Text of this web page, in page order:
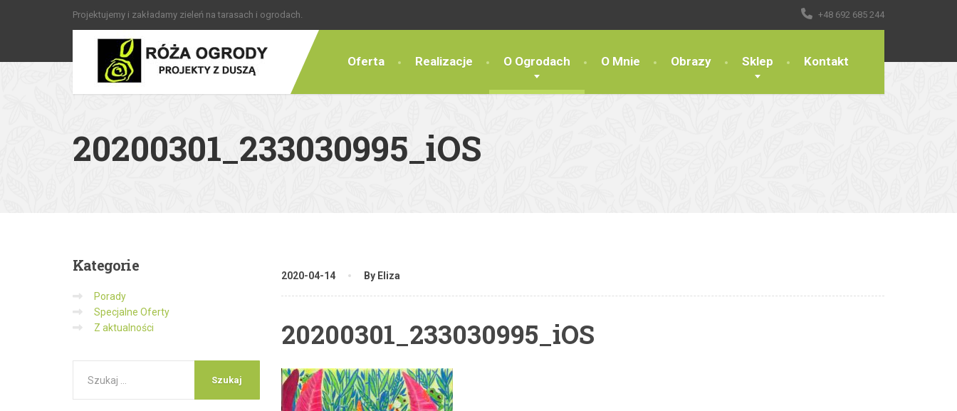
Projektujemy i zakładamy zieleń na tarasach i ogrodach. +48 692 685 244
Oferta Realizacje O Ogrodach O Mnie Obrazy Sklep Kontakt
20200301_233030995_iOS
2020-04-14 By Eliza
20200301_233030995_iOS
Kategorie
Porady
Specjalne Oferty
Z aktualności